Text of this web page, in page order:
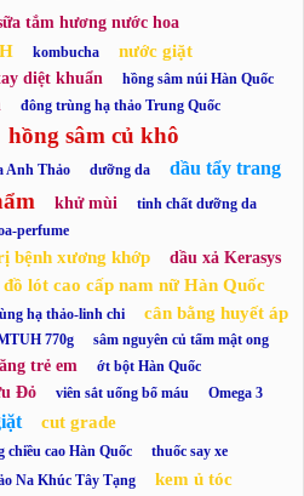
tắm hương nước hoa
kombucha nước giặt
diệt khuẩn hồng sâm núi Hàn Quốc
đông trùng hạ thảo Trung Quốc
hồng sâm củ khô
Anh Thảo dưỡng da dầu tẩy trang
khử mùi
tinh chất dưỡng da
perfume
bệnh xương khớp dầu xả Kerasys
đồ lót cao cấp nam nữ Hàn Quốc
hạ thảo-linh chi cân bằng huyết áp
770g
sâm nguyên củ tẩm mật ong
trẻ em ớt bột Hàn Quốc
Đỏ viên sắt uống bổ máu
Omega 3
cut grade
chiều cao Hàn Quốc
thuốc say xe
Na Khúc Tây Tạng kem ủ tóc